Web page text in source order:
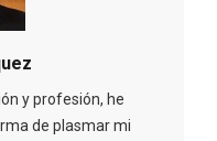
y profesión, he
de plasmar mi